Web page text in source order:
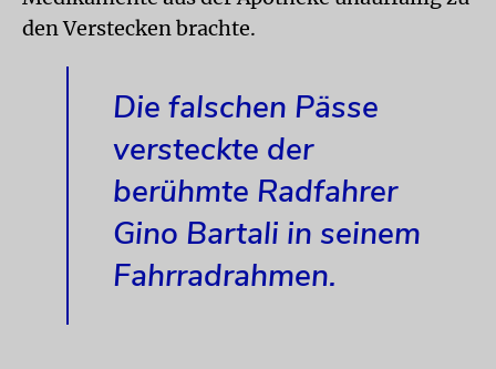
den Verstecken brachte.
Die falschen Pässe
versteckte der
berühmte Radfahrer
Gino Bartali in seinem
Fahrradrahmen.